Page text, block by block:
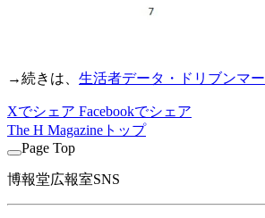
→続きは、 生活者データ・ドリブンマ
Xでシェア Facebookでシェア
The H Magazineトップ
Page Top
博報堂広報室SNS